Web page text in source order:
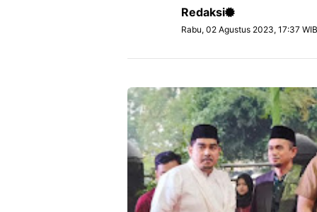
Redaksi
Rabu, 02 Agustus 2023, 17:37 WIB